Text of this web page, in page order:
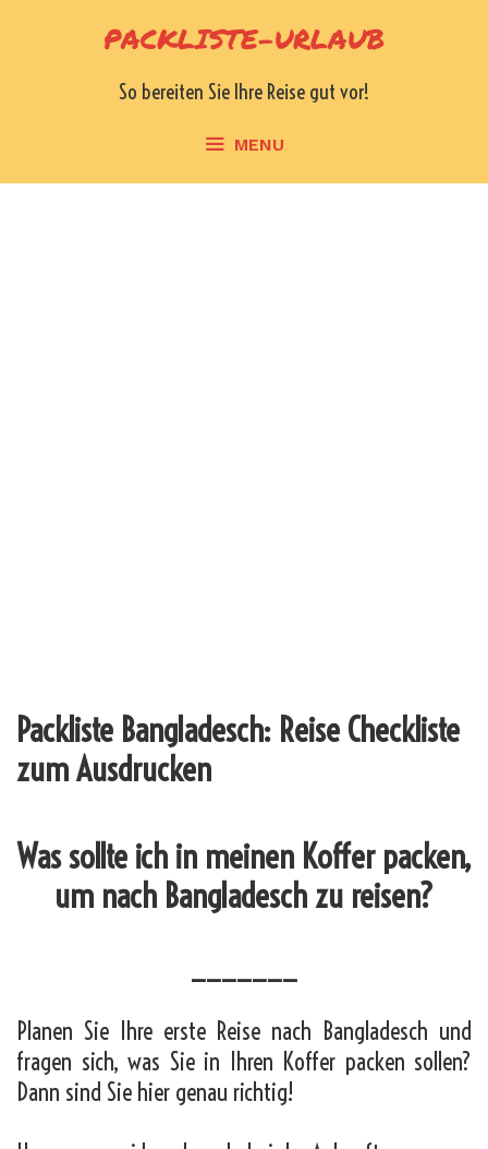
PACKLISTE-URLAUB
So bereiten Sie Ihre Reise gut vor!
MENU
Packliste Bangladesch: Reise Checkliste
zum Ausdrucken
Was sollte ich in meinen Koffer packen,
um nach Bangladesch zu reisen?
Planen Sie Ihre erste Reise nach Bangladesch und
fragen sich, was Sie in Ihren Koffer packen sollen?
Dann sind Sie hier genau richtig!